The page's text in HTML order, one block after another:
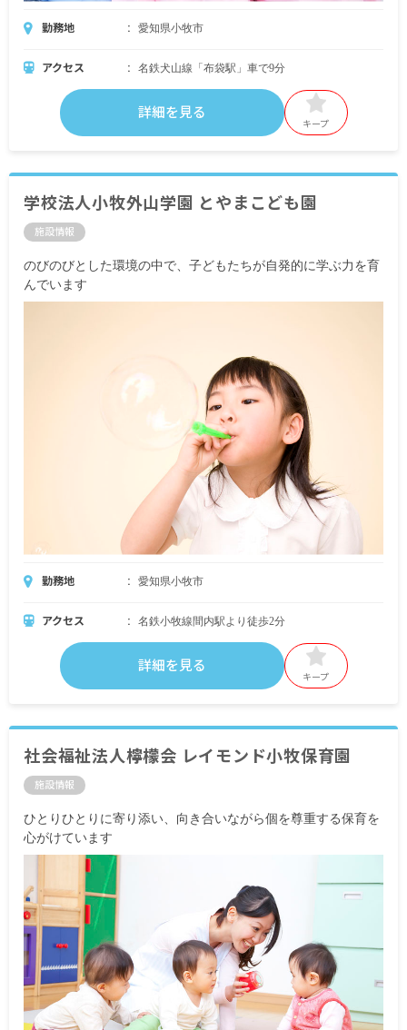
勤務地 愛知県小牧市
アクセス 名鉄犬山線「布袋駅」車で9分
詳細を見る
キープ
学校法人小牧外山学園 とやまこども園
施設情報
のびのびとした環境の中で、子どもたちが自発的に学ぶ力を育
んでいます
勤務地 愛知県小牧市
アクセス 名鉄小牧線間内駅より徒歩2分
詳細を見る
キープ
社会福祉法人檸檬会 レイモンド小牧保育園
施設情報
ひとりひとりに寄り添い、向き合いながら個を尊重する保育を
心がけています